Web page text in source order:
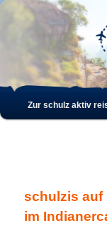
Hauptmenü
Zum
Zum
wechseln
Zur schulz aktiv
schulzis auf
im